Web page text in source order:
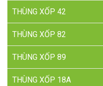
THÙNG XỐP 42
THÙNG XỐP 82
THÙNG XỐP 89
THÙNG XỐP 18A